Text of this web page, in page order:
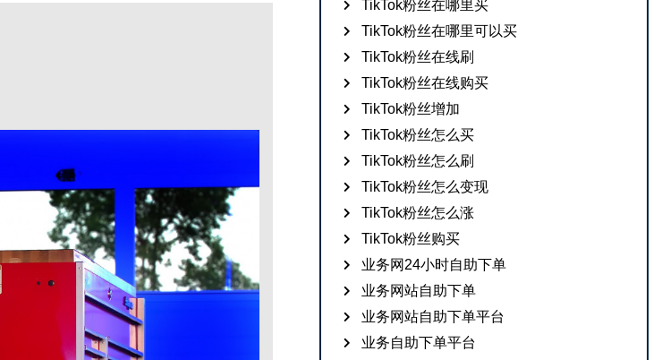
TikTok粉丝在哪里买
TikTok粉丝在哪里可以买
TikTok粉丝在线刷
TikTok粉丝在线购买
TikTok粉丝增加
TikTok粉丝怎么买
TikTok粉丝怎么刷
TikTok粉丝怎么变现
TikTok粉丝怎么涨
TikTok粉丝购买
业务网24小时自助下单
业务网站自助下单
业务网站自助下单平台
业务自助下单平台